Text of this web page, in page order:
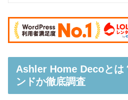
Ashler Home Decoとは
ンドか徹底調査